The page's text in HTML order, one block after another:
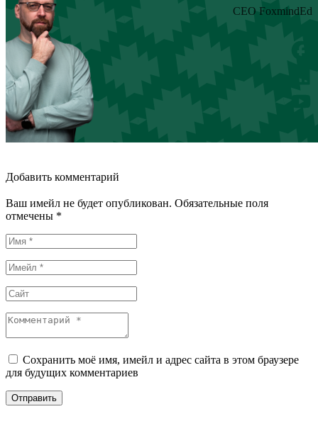
CEO FoxmindEd
Добавить комментарий
Ваш имейл не будет опубликован. Обязательные поля
отмечены *
Сохранить моё имя, имейл и адрес сайта в этом браузере
для будущих комментариев